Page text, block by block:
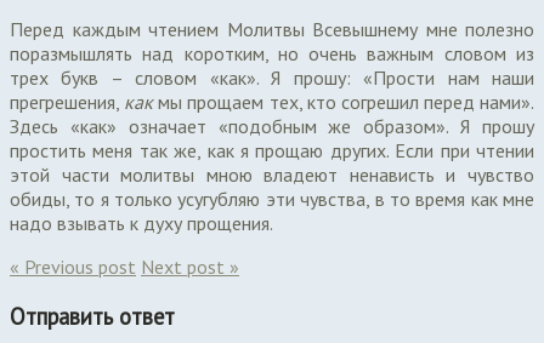
Перед каждым чтением Молитвы Всевышнему мне полезно
поразмышлять над коротким, но очень важным словом из
трех букв – словом «как». Я прошу: «Прости нам наши
прегрешения, какмы прощаем тех, кто согрешил перед нами».
Здесь «как» означает «подобным же образом». Я прошу
простить меня так же, как я прощаю других. Если при чтении
этой части молитвы мною владеют ненависть и чувство
обиды, то я только усугубляю эти чувства, в то время как мне
надо взывать к духу прощения.
« Previous post Next post »
Отправить ответ